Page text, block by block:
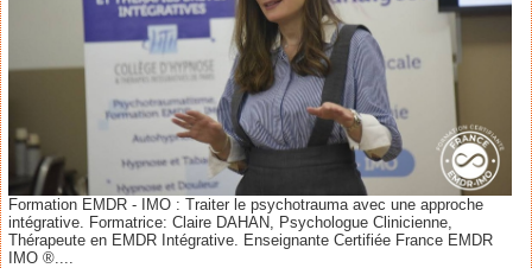
Formation EMDR - IMO : Traiter le psychotrauma avec une approche
intégrative. Formatrice: Claire DAHAN, Psychologue Clinicienne,
Thérapeute en EMDR Intégrative. Enseignante Certifiée France EMDR
IMO ®....